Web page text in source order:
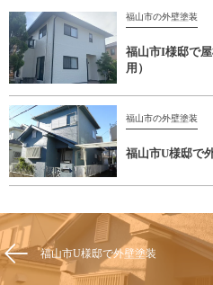
福山市の外壁塗装
福山市I様邸で
用）
福山市の外壁塗装
福山市U様邸で
福山市U様邸で外壁塗装